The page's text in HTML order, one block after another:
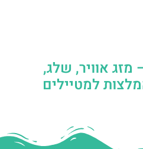
מזג אוויר, שלג,
למטיילים